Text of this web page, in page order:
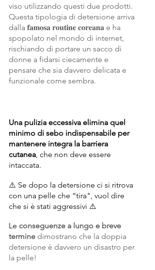
viso utilizzando questi due prodotti.
Questa tipologia di detersione arriva
dalla 𝐟𝐚𝐦𝐨𝐬𝐚 𝐫𝐨𝐮𝐭𝐢𝐧𝐞 𝐜𝐨𝐫𝐞𝐚𝐧𝐚 e ha
spopolato nel mondo di internet,
rischiando di portare un sacco di
donne a fidarsi ciecamente e
pensare che sia davvero delicata e
funzionale come sembra.
Una pulizia eccessiva elimina quel
minimo di sebo indispensabile per
mantenere integra la barriera
cutanea, che non deve essere
intaccata.
⚠️ Se dopo la detersione ci si ritrova
con una pelle che “tira", vuol dire
che si è stati aggressivi ⚠️
Le conseguenze a lungo e breve
termine dimostrano che la doppia
detersione è davvero un disastro per
la pelle!